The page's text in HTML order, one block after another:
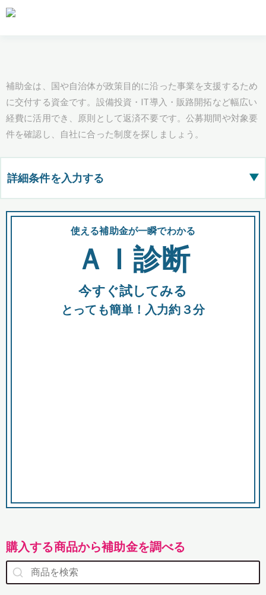
補助金は、国や自治体が政策目的に沿った事業を支援するため
に交付する資金です。設備投資・IT導入・販路開拓など幅広い
経費に活用でき、原則として返済不要です。公募期間や対象要
件を確認し、自社に合った制度を探しましょう。
詳細条件を入力する ▶
都道府県
全国の検索結果を含めて表示
助成金 融資 出資
使える補助金が一瞬でわかる
ＡＩ診断
今すぐ試してみる
とっても簡単！入力約３分
購入する商品から補助金を調べる